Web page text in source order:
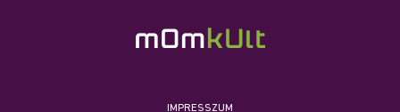
IMPRESSZUM